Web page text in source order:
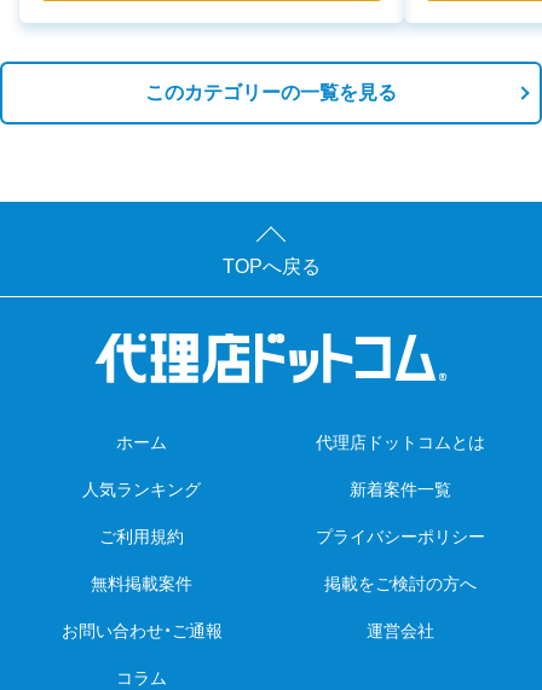
このカテゴリーの一覧を見る
TOPへ戻る
ホーム 代理店ドットコムとは
人気ランキング 新着案件一覧
ご利用規約 プライバシーポリシー
無料掲載案件 掲載をご検討の方へ
お問い合わせ・ご通報 運営会社
コラム